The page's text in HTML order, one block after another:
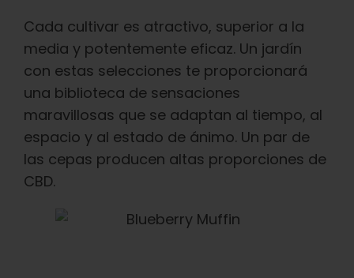
Preservación de la genética caribeña
Póngase en contacto con
Tienda
Cada cultivar es atractivo, superior a la
media y potentemente eficaz. Un jardín
con estas selecciones te proporcionará
una biblioteca de sensaciones
maravillosas que se adaptan al tiempo, al
espacio y al estado de ánimo. Un par de
las cepas producen altas proporciones de
CBD.